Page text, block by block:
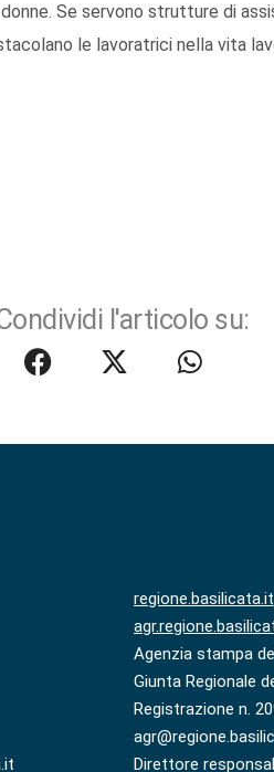
Se servono strutture di
le lavoratrici nella vita
l'articolo su:
regione.basilicata.it
Agenzia stampa
Giunta Regionale
Registrazione n.
Direttore